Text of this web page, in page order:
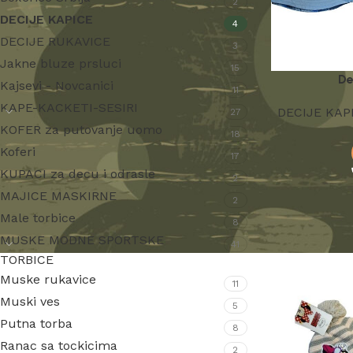
DECIJE KAPICE 4
DECIJE RUKAVICE 3
Jakne bluze prsluci 15
Kajsevi - Novcanici 11
KAPE-KACKETI-SESIRI 27
KOFER za putovanje uomo 18
Koferi 17
KUPACI za decu i odrasle 2
MAJICE MASKIRNE 2
Male torbice 8
MUSKE MODNE SPORTSKE
TORBICE
41
Muske rukavice 11
Muski ves 5
Putna torba 8
Ranac sa tockicima 2
DECIJE